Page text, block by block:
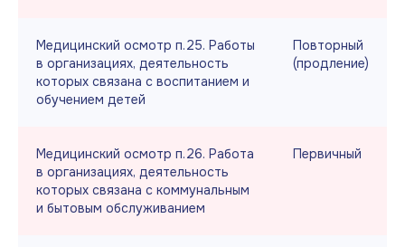
Медицинский осмотр п.25. Работы
в организациях, деятельность
которых связана с воспитанием и
обучением детей
Повторный
(продление)
Медицинский осмотр п.26. Работа
в организациях, деятельность
которых связана с коммунальным
и бытовым обслуживанием
Первичный